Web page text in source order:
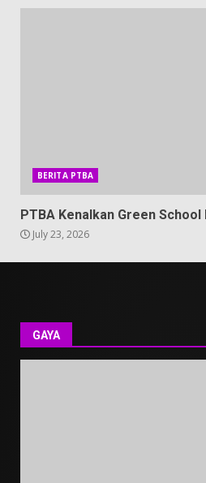
BERITA PTBA
PTBA Kenalkan Green School
July 23, 2026
GAYA